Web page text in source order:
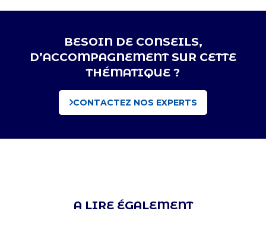
BESOIN DE CONSEILS,
D’ACCOMPAGNEMENT SUR CETTE
THÉMATIQUE ?
CONTACTEZ NOS EXPERTS
A LIRE ÉGALEMENT